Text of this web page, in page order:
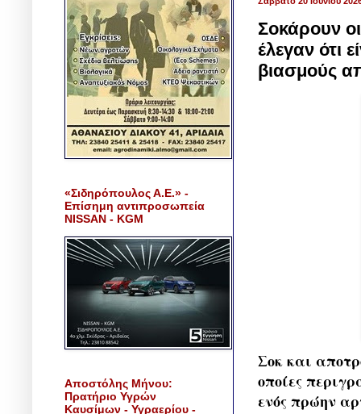
Σοκάρουν
έλεγαν ότι
βιασμούς
Σοκ και
οποίες
ενός πρώην
«Σιδηρόπουλος Α.Ε.» -
Επίσημη αντιπροσωπεία
NISSAN - KGM
Αποστόλης Μήνου:
Πρατήριο Υγρών
Καυσίμων - Υγραερίου -